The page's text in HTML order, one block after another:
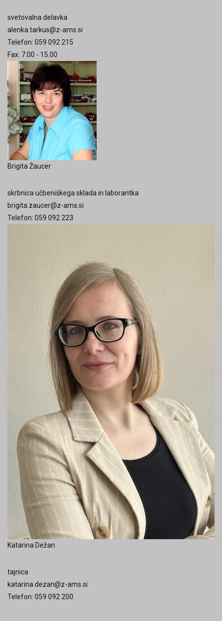
svetovalna delavka
alenka.tarkus@z-ams.si
Telefon: 059 092 215
Fax: 7.00 - 15.00
Brigita Žaucer
skrbnica učbeniškega sklada in laborantka
brigita.zaucer@z-ams.si
Telefon: 059 092 223
Katarina Dežan
tajnica
katarina.dezan@z-ams.si
Telefon: 059 092 200